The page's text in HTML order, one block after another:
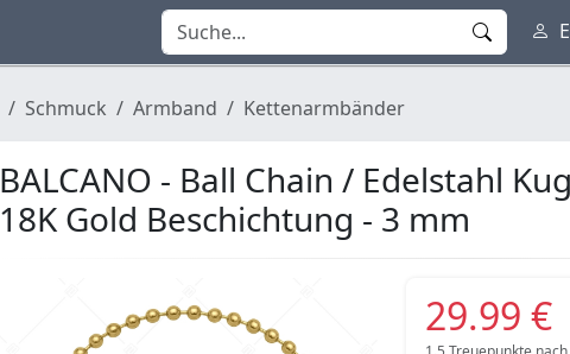
Schmuck Armband Kettenarmbänder
BALCANO - Ball Chain / Edelstahl
18K Gold Beschichtung - 3 mm
29.99 €